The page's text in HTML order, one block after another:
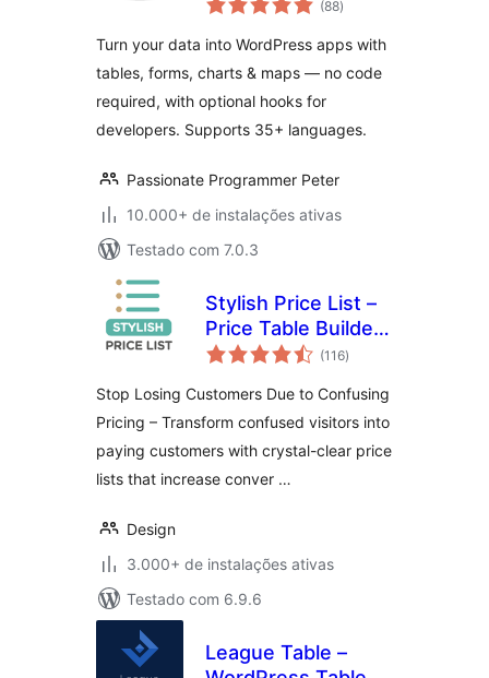
Dashboards
(88de
)
Turn your data into WordPress apps with
tables, forms, charts & maps — no code
required, with optional hooks for
developers. Supports 35+ languages.
Passionate Programmer Peter
10.000+ de instalações ativas
Testado com 7.0.3
Stylish Price List –
Price Table Builder
& QR Code
(116total
de
)
Stop Losing Customers Due to Confusing
Pricing – Transform confused visitors into
paying customers with crystal-clear price
lists that increase conver …
Design
3.000+ de instalações ativas
Testado com 6.9.6
League Table –